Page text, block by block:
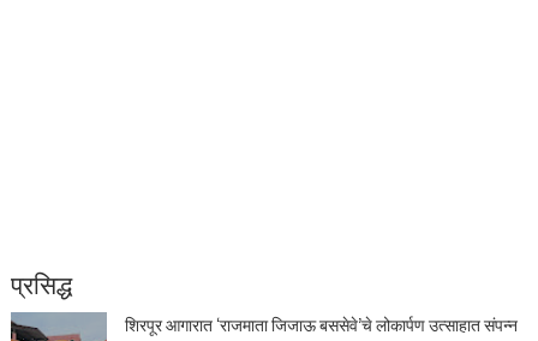
प्रसिद्ध
शिरपूर आगारात ‘राजमाता जिजाऊ बससेवे’चे लोकार्पण उत्साहात संपन्न